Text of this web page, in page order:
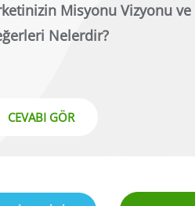
Misyonu Vizyonu ve
Nelerdir?
CEVABI GÖR